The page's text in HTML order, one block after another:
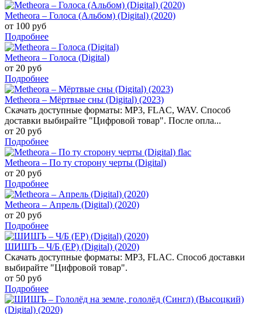
Metheora – Голоса (Альбом) (Digital) (2020)
от 100 руб
Подробнее
Metheora – Голоса (Digital)
от 20 руб
Подробнее
Metheora – Мёртвые сны (Digital) (2023)
Скачать доступные форматы: MP3, FLAC, WAV. Способ
доставки выбирайте "Цифровой товар". После опла...
от 20 руб
Подробнее
Metheora – По ту сторону черты (Digital)
от 20 руб
Подробнее
Metheora – Апрель (Digital) (2020)
от 20 руб
Подробнее
ШИШЪ – Ч/Б (EP) (Digital) (2020)
Скачать доступные форматы: MP3, FLAC. Способ доставки
выбирайте "Цифровой товар".
от 50 руб
Подробнее